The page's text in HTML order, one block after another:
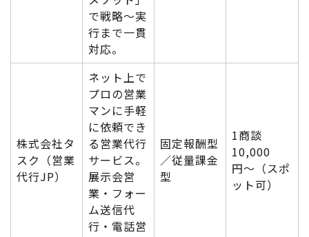
で戦略〜実
行まで一貫
対応。
株式会社タ
スク（営業
代行JP）
ネット上で
プロの営業
マンに手軽
に依頼でき
る営業代行
サービス。
展示会営
業・フォー
ム送信代
行・電話営
固定報酬型
／従量課金
型
1商談
10,000
円〜（スポ
ット可）